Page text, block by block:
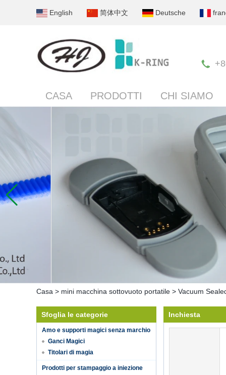
English 简体中文 Deutsche
CASA PRODOTTI CHI SIAMO
Casa > mini macchina sottovuoto portatile > Vacuum
Sfoglia le categorie
Amo e supporti magici senza marchio
Ganci Magici
Titolari di magia
Prodotti per stampaggio a iniezione
Inchiesta